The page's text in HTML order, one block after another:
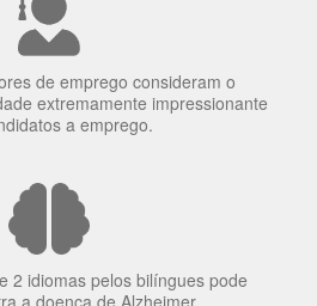
de emprego consideram o
a emprego.